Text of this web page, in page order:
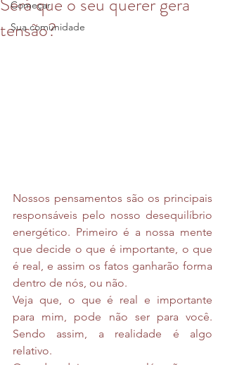
Começar
Sua comunidade
tensão?
Nossos pensamentos são os principais
responsáveis pelo nosso desequilíbrio
energético. Primeiro é a nossa mente
que decide o que é importante, o que
é real, e assim os fatos ganharão forma
dentro de nós, ou não.
Veja que, o que é real e importante
para mim, pode não ser para você.
Sendo assim, a realidade é algo
relativo.